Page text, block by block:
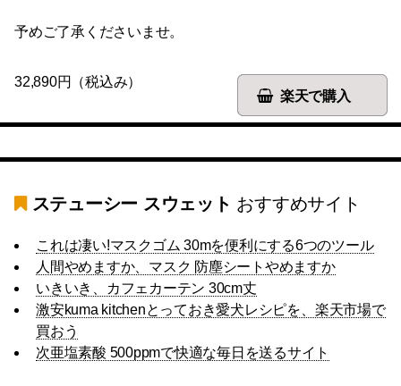
予めご了承くださいませ。
楽天で購入
32,890円（税込み）
ステューシー スウェット おすすめサイト
これは凄い!マスクゴム 30mを便利にする6つのツール
人間やめますか、マスク 防塵シートやめますか
いきいき、カフェカーテン 30cm丈
激安kuma kitchenとっておき愛犬レシピを、楽天市場で
買おう
次亜塩素酸 500ppmで快適な毎日を送るサイト